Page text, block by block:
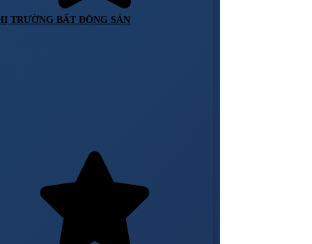
TRƯỜNG BẤT ĐỘNG SẢN